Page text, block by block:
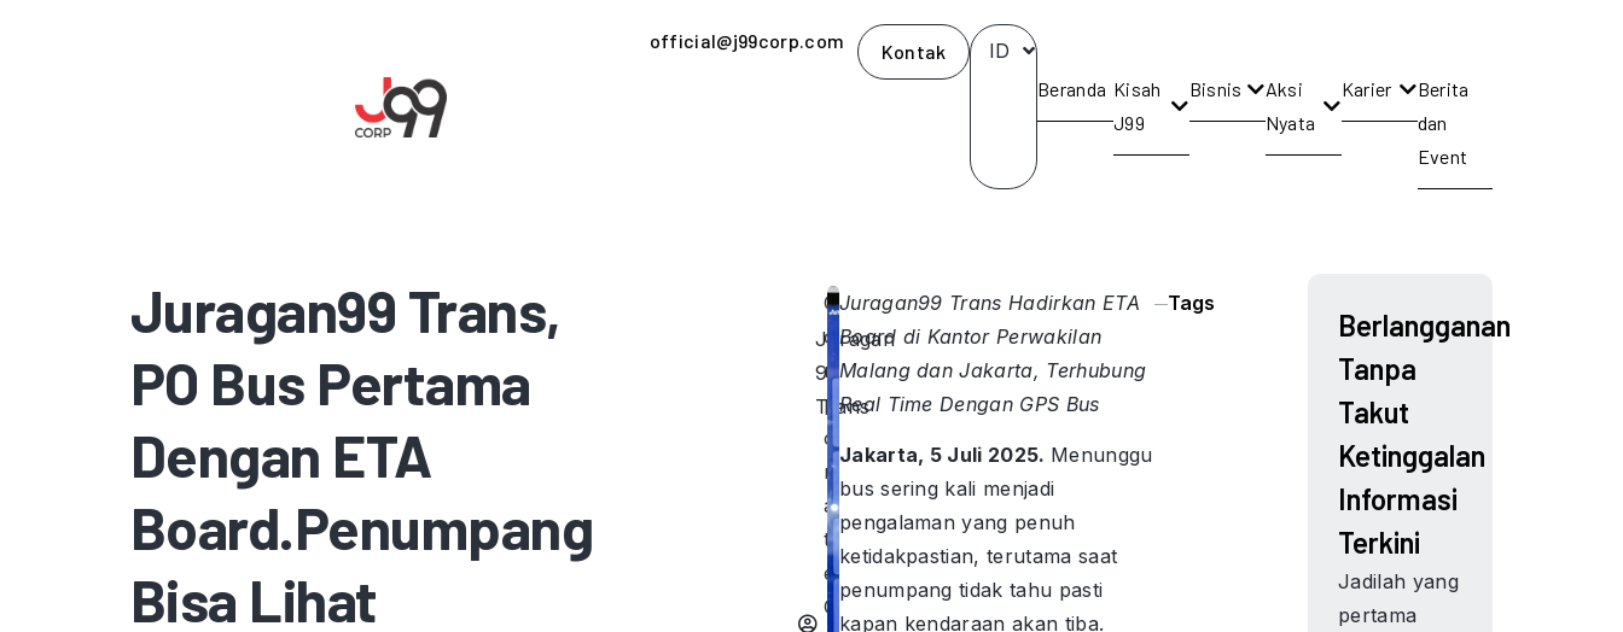
official@j99corp.com Kontak ID
Beranda Kisah
J99
Bisnis
Aksi
Nyata
Karier
Berita
dan
Event
Juragan99 Trans,
PO Bus Pertama
Dengan ETA
Board.Penumpang
Bisa Lihat
C
o
r
p
o
r
a
t
e
C
Juragan
99
Trans
Juragan99 Trans Hadirkan ETA
Board di Kantor Perwakilan
Malang dan Jakarta, Terhubung
Real Time Dengan GPS Bus
Jakarta, 5 Juli 2025. Menunggu
bus sering kali menjadi
pengalaman yang penuh
ketidakpastian, terutama saat
penumpang tidak tahu pasti
kapan kendaraan akan tiba.
Tags
Berlangganan
Tanpa
Takut
Ketinggalan
Informasi
Terkini
Jadilah yang
pertama